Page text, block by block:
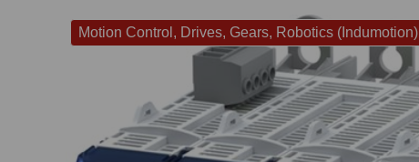
Motion Control, Drives, Gears, Robotics (Indumotion)